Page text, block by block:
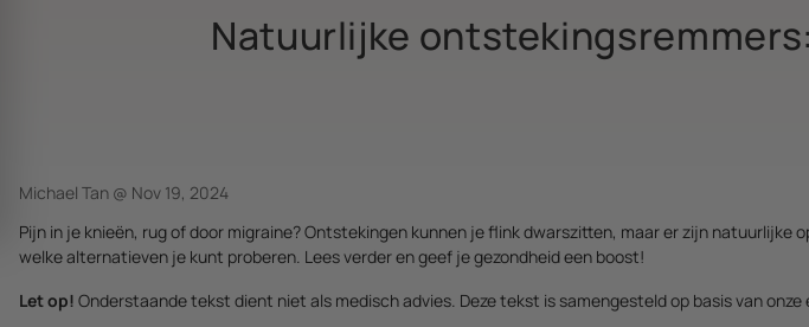
Natuurlijke
Michael Tan @ Nov 19, 2024
Pijn in je knieën, rug of door migraine? Ontstekingen kunnen je flink dwarszitten, maar er zijn
welke alternatieven je kunt proberen. Lees verder en geef je gezondheid een boost!
Let op! Onderstaande tekst dient niet als medisch advies. Deze tekst is samengesteld op basis van onze